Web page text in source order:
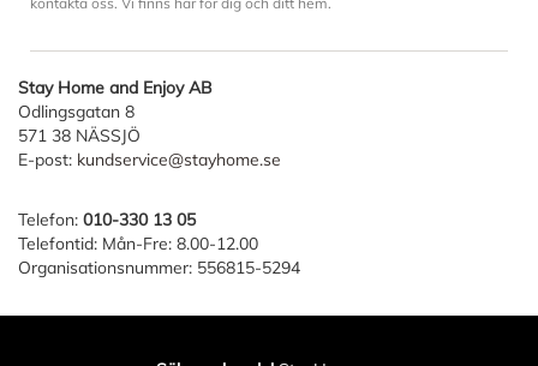
Stay Home and Enjoy AB
Odlingsgatan 8
571 38 NÄSSJÖ
E-post: kundservice@stayhome.se
Telefon: 010-330 13 05
Telefontid: Mån-Fre: 8.00-12.00
Organisationsnummer: 556815-5294